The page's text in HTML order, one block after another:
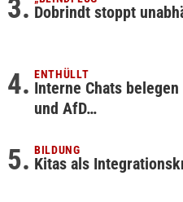
Dobrindt stoppt
ENTHÜLLT
Interne Chats
und AfD…
BILDUNG
Kitas als